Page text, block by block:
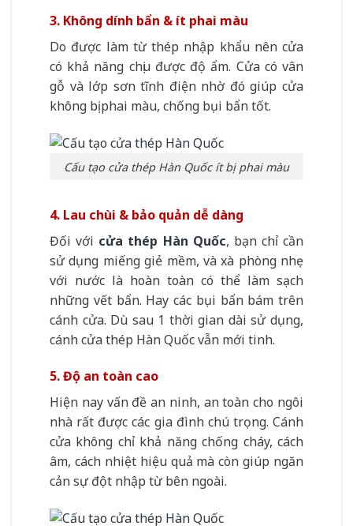
3. Không dính bẩn & ít phai màu
Do được làm từ thép nhập khẩu nên cửa
có khả năng chịu được độ ẩm. Cửa có vân
gỗ và lớp sơn tĩnh điện nhờ đó giúp cửa
không bị phai màu, chống bụi bẩn tốt.
Cấu tạo cửa thép Hàn Quốc ít bị phai màu
4. Lau chùi & bảo quản dễ dàng
Đối với cửa thép Hàn Quốc, bạn chỉ cần
sử dụng miếng giẻ mềm, và xà phòng nhẹ
với nước là hoàn toàn có thể làm sạch
những vết bẩn. Hay các bụi bẩn bám trên
cánh cửa. Dù sau 1 thời gian dài sử dụng,
cánh cửa thép Hàn Quốc vẫn mới tinh.
5. Độ an toàn cao
Hiện nay vấn đề an ninh, an toàn cho ngôi
nhà rất được các gia đình chú trọng. Cánh
cửa không chỉ khả năng chống cháy, cách
âm, cách nhiệt hiệu quả mà còn giúp ngăn
cản sự đột nhập từ bên ngoài.